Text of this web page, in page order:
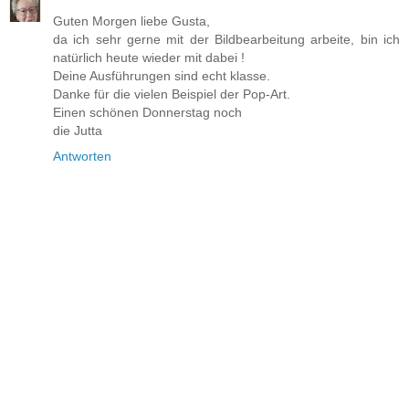
Guten Morgen liebe Gusta,
da ich sehr gerne mit der Bildbearbeitung arbeite, bin ich
natürlich heute wieder mit dabei !
Deine Ausführungen sind echt klasse.
Danke für die vielen Beispiel der Pop-Art.
Einen schönen Donnerstag noch
die Jutta
Antworten